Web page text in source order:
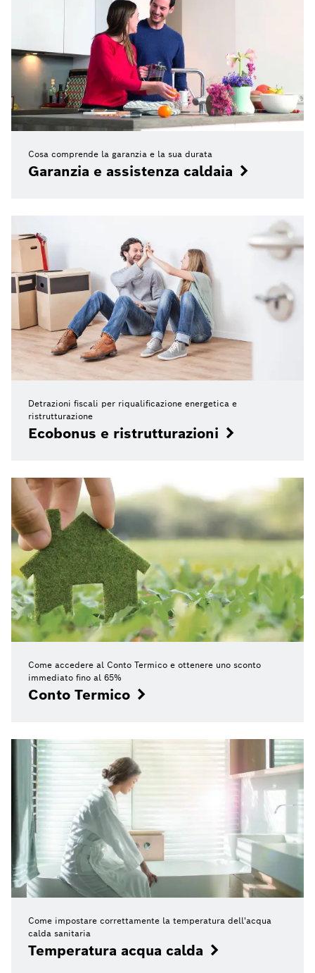
Cosa comprende la garanzia e la sua durata
Garanzia e assistenza caldaia
Detrazioni fiscali per riqualificazione energetica e
ristrutturazione
Ecobonus e ristrutturazioni
Come accedere al Conto Termico e ottenere uno sconto
immediato fino al 65%
Conto Termico
Come impostare correttamente la temperatura dell'acqua
calda sanitaria
Temperatura acqua calda